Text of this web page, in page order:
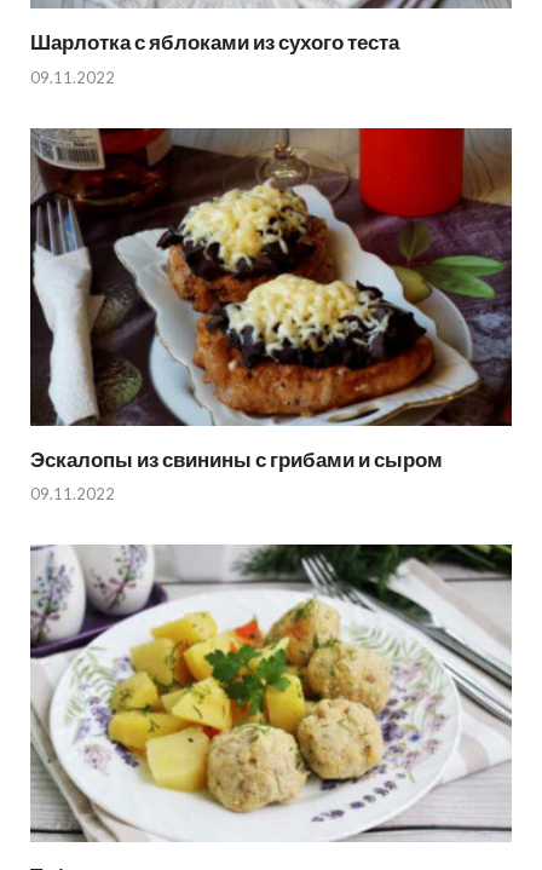
Шарлотка с яблоками из сухого теста
09.11.2022
Эскалопы из свинины с грибами и сыром
09.11.2022